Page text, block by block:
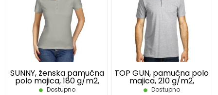
SUNNY, ženska pamučna
polo majica, 180 g/m2,
siva, XL
Dostupno
TOP GUN, pamučna polo
majica, 210 g/m2,
pepeljasta, XL
Dostupno